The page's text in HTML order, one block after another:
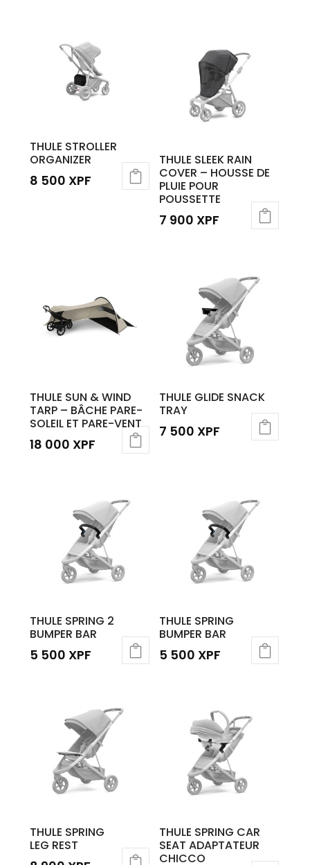
THULE STROLLER
ORGANIZER
8 500 XPF
THULE SLEEK RAIN
COVER – HOUSSE DE
PLUIE POUR
POUSSETTE
7 900 XPF
THULE SUN & WIND
TARP – BÂCHE PARE-
SOLEIL ET PARE-VENT
18 000 XPF
THULE GLIDE SNACK
TRAY
7 500 XPF
THULE SPRING 2
BUMPER BAR
5 500 XPF
THULE SPRING
BUMPER BAR
5 500 XPF
THULE SPRING
LEG REST
THULE SPRING CAR
SEAT ADAPTATEUR
CHICCO